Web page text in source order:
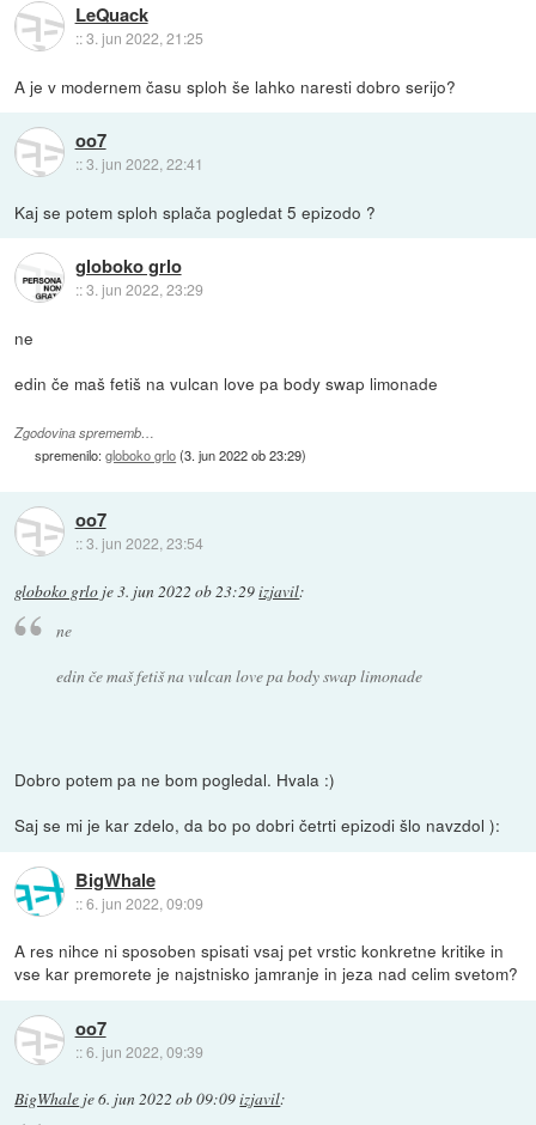
LeQuack
::3. jun 2022, 21:25
A je v modernem času sploh še lahko naresti dobro serijo?
oo7
::3. jun 2022, 22:41
Kaj se potem sploh splača pogledat 5 epizodo ?
globoko grlo
::3. jun 2022, 23:29
ne
edin če maš fetiš na vulcan love pa body swap limonade
Zgodovina sprememb…
spremenilo:globoko grlo(3. jun 2022 ob 23:29)
oo7
::3. jun 2022, 23:54
globoko grlo je3. jun 2022 ob 23:29izjavil:
ne
edin če maš fetiš na vulcan love pa body swap limonade
Dobro potem pa ne bom pogledal. Hvala :)
Saj se mi je kar zdelo, da bo po dobri četrti epizodi šlo navzdol ):
BigWhale
::6. jun 2022, 09:09
A res nihce ni sposoben spisati vsaj pet vrstic konkretne kritike in
vse kar premorete je najstnisko jamranje in jeza nad celim svetom?
oo7
::6. jun 2022, 09:39
BigWhale je6. jun 2022 ob 09:09izjavil: